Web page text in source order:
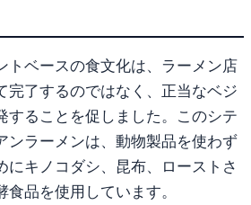
トベースの食文化は、ラーメン店
完了するのではなく、正当なベジ
することを促しました。このシテ
ンラーメンは、動物製品を使わず
にキノコダシ、昆布、ローストさ
品を使用しています。